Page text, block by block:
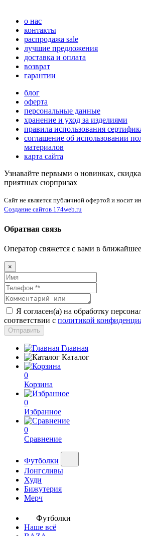
о нас
контакты
распродажа sale
лучшие предложения
доставка и оплата
возврат
гарантии
блог
оферта
персональные данные
хранение и уход за изделиями
правила использования
соглашение об использовании
материалов
карта сайта
Узнавайте первыми о новинках,
приятных сюрпризах
Сайт не является публичной офертой и носит
Создание сайтов 174web.ru
Обратная связь
Оператор свяжется с вами в
×
Я согласен(а) на обработку
соответствии с политикой
Отправить
Главная
Каталог
0
Корзина
0
Избранное
0
Сравнение
Футболки
Лонгсливы
Худи
Бижутерия
Мерч
Футболки
Наше всё